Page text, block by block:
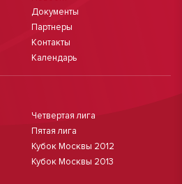
Документы
Партнеры
Контакты
Календарь
Четвертая лига
Пятая лига
Кубок Москвы 2012
Кубок Москвы 2013